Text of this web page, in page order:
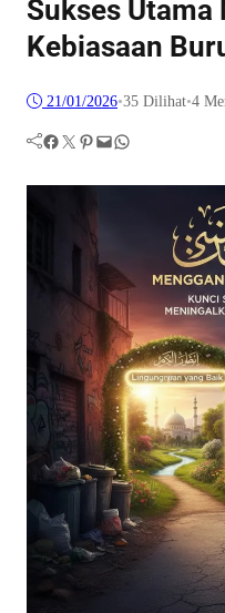
Sukses
Kebiasaan
21/01/2026•35 Dilihat•4
Facebook Twitter Pinterest Mail WhatsApp